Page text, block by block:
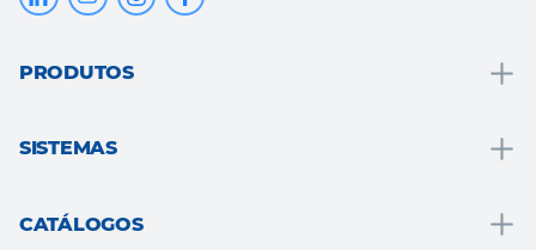
PRODUTOS
Telhados
SISTEMAS
CATÁLOGOS